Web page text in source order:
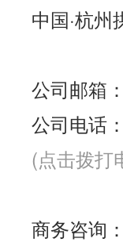
中国·杭
公司邮箱
公司电话
(点击拨打
商务咨询